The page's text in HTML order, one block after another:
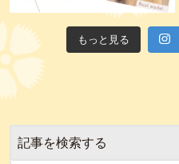
もっと見る
記事を検索する